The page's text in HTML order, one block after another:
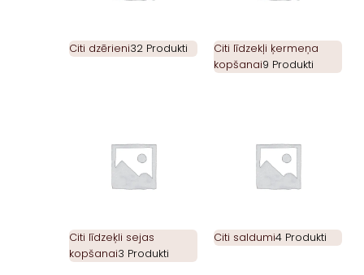
Citi dzērieni32 Produkti
Citi līdzekļi ķermeņa
kopšanai9 Produkti
Citi līdzeķli sejas
kopšanai3 Produkti
Citi saldumi4 Produkti